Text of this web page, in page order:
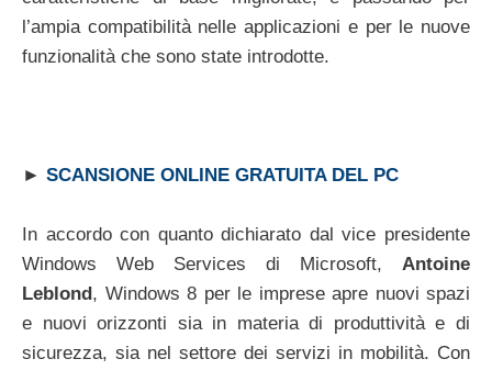
l’ampia compatibilità nelle applicazioni e per le nuove
funzionalità che sono state introdotte.
► SCANSIONE ONLINE GRATUITA DEL PC
In accordo con quanto dichiarato dal vice presidente
Windows Web Services di Microsoft, Antoine
Leblond , Windows 8 per le imprese apre nuovi spazi
e nuovi orizzonti sia in materia di produttività e di
sicurezza, sia nel settore dei servizi in mobilità. Con